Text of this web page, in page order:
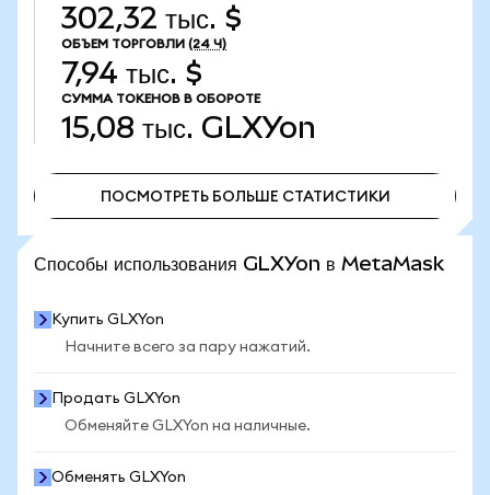
302,32 тыс. $
ОБЪЕМ ТОРГОВЛИ (24 Ч)
7,94 тыс. $
СУММА ТОКЕНОВ В ОБОРОТЕ
15,08 тыс. GLXYon
ПОСМОТРЕТЬ БОЛЬШЕ СТАТИСТИКИ
Способы использования GLXYon в MetaMask
Купить GLXYon
Начните всего за пару нажатий.
Продать GLXYon
Обменяйте GLXYon на наличные.
Обменять GLXYon